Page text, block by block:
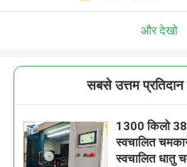
और देखो
सबसे उत्तम प्रतिदान
1300 किलो
स्वचालित
स्वचालित धातु